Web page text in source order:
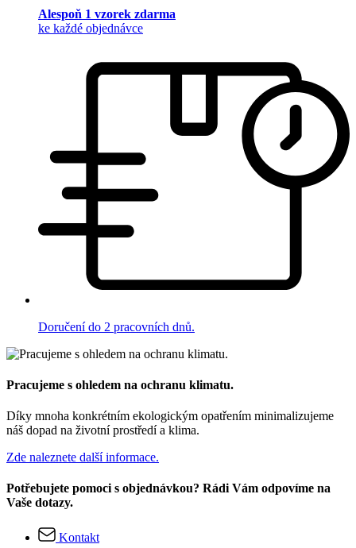
Alespoň 1 vzorek zdarma
ke každé objednávce
Doručení do 2 pracovních dnů.
Pracujeme s ohledem na ochranu klimatu.
Díky mnoha konkrétním ekologickým opatřením minimalizujeme
náš dopad na životní prostředí a klima.
Zde naleznete další informace.
Potřebujete pomoci s objednávkou? Rádi Vám odpovíme na
Vaše dotazy.
Kontakt